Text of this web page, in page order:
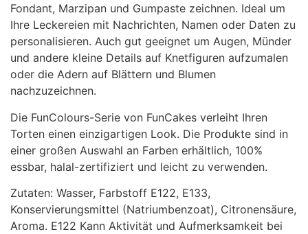
Fondant, Marzipan und Gumpaste zeichnen. Ideal um
Ihre Leckereien mit Nachrichten, Namen oder Daten zu
personalisieren. Auch gut geeignet um Augen, Münder
und andere kleine Details auf Knetfiguren aufzumalen
oder die Adern auf Blättern und Blumen
nachzuzeichnen.
Die FunColours-Serie von FunCakes verleiht Ihren
Torten einen einzigartigen Look. Die Produkte sind in
einer großen Auswahl an Farben erhältlich, 100%
essbar, halal-zertifiziert und leicht zu verwenden.
Zutaten: Wasser, Farbstoff E122, E133,
Konservierungsmittel (Natriumbenzoat), Citronensäure,
Aroma. E122 Kann Aktivität und Aufmerksamkeit bei